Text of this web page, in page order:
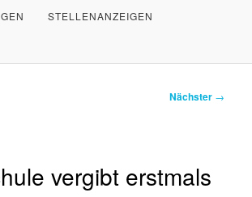
STELLENANZEIGEN
Nächster →
vergibt erstmals